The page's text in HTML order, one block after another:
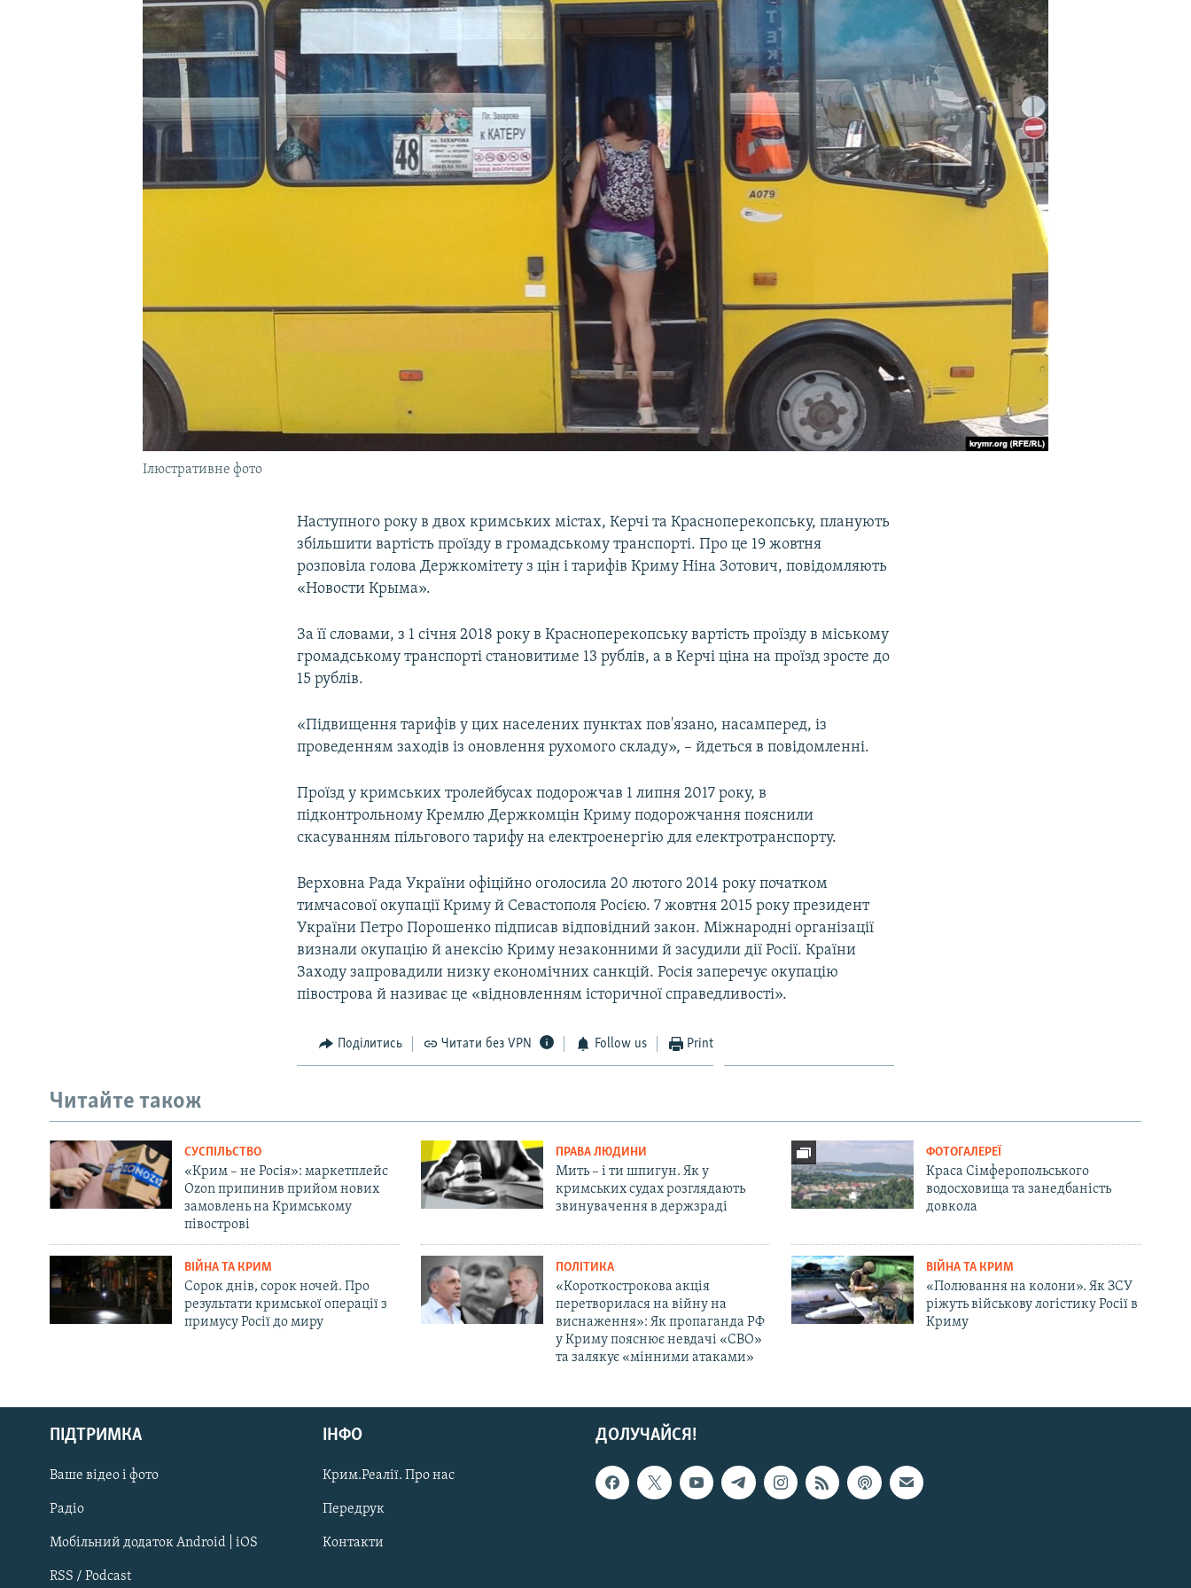
УКРАЇНСЬКА ПРОБЛЕМА КРИМУ
Русский
Qırımtatar
ДОЛУЧАЙСЯ!
Ілюстративне фото
Наступного року в двох кримських містах, Керчі та Красноперекопську, планують
збільшити вартість проїзду в громадському транспорті. Про це 19 жовтня
розповіла голова Держкомітету з цін і тарифів Криму Ніна Зотович, повідомляють
«Новости Крыма».
За її словами, з 1 січня 2018 року в Красноперекопську вартість проїзду в міському
громадському транспорті становитиме 13 рублів, а в Керчі ціна на проїзд зросте до
15 рублів.
«Підвищення тарифів у цих населених пунктах пов'язано, насамперед, із
проведенням заходів із оновлення рухомого складу», – йдеться в повідомленні.
Проїзд у кримських тролейбусах подорожчав 1 липня 2017 року, в
підконтрольному Кремлю Держкомцін Криму подорожчання пояснили
скасуванням пільгового тарифу на електроенергію для електротранспорту.
Верховна Рада України офіційно оголосила 20 лютого 2014 року початком
тимчасової окупації Криму й Севастополя Росією. 7 жовтня 2015 року президент
України Петро Порошенко підписав відповідний закон. Міжнародні організації
визнали окупацію й анексію Криму незаконними й засудили дії Росії. Країни
Заходу запровадили низку економічних санкцій. Росія заперечує окупацію
півострова й називає це «відновленням історичної справедливості».
Поділитись Читати без VPN Follow us Print
Читайте також
СУСПІЛЬСТВО
«Крим – не Росія»: маркетплейс
Ozon припинив прийом нових
замовлень на Кримському
півострові
ПРАВА ЛЮДИНИ
Мить – і ти шпигун. Як у
кримських судах розглядають
звинувачення в держзраді
ФОТОГАЛЕРЕЇ
Краса Сімферопольського
водосховища та занедбаність
довкола
ВІЙНА ТА КРИМ
Сорок днів, сорок ночей. Про
результати кримської операції з
примусу Росії до миру
ПОЛІТИКА
«Короткострокова акція
перетворилася на війну на
виснаження»: Як пропаганда РФ
у Криму пояснює невдачі «СВО»
та залякує «мінними атаками»
ВІЙНА ТА КРИМ
«Полювання на колони». Як ЗСУ
ріжуть військову логістику Росії в
Криму
ДОЛУЧАЙСЯ!
ПІДТРИМКА
Ваше відео і фото
Радіо
Мобільний додаток Android | iOS
RSS / Podcast
ІНФО
Крим.Реалії. Про нас
Передрук
Контакти